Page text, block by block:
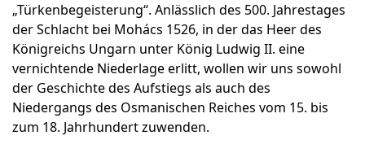
„Türkenbegeisterung“. Anlässlich des 500. Jahrestages
der Schlacht bei Mohács 1526, in der das Heer des
Königreichs Ungarn unter König Ludwig II. eine
vernichtende Niederlage erlitt, wollen wir uns sowohl
der Geschichte des Aufstiegs als auch des
Niedergangs des Osmanischen Reiches vom 15. bis
zum 18. Jahrhundert zuwenden.